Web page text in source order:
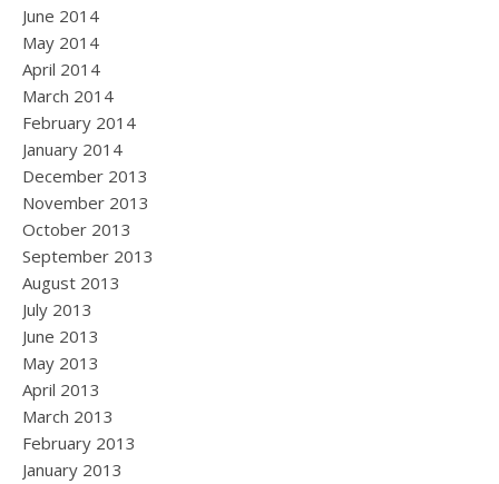
June 2014
May 2014
April 2014
March 2014
February 2014
January 2014
December 2013
November 2013
October 2013
September 2013
August 2013
July 2013
June 2013
May 2013
April 2013
March 2013
February 2013
January 2013